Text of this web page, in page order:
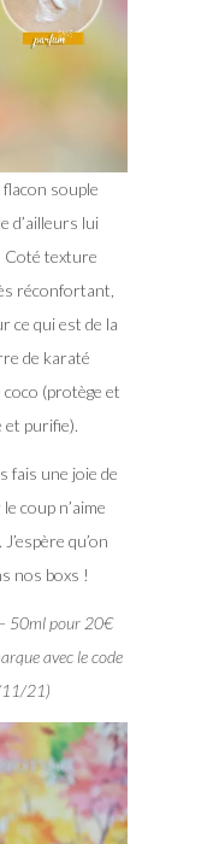
souple
d’ailleurs lui
Coté texture
réconfortant,
ce qui est de la
de karaté
(protège et
et purifie).
fais une joie de
coup n’aime
qu’on
nos boxs !
50ml pour 20€
avec le code
11/21)